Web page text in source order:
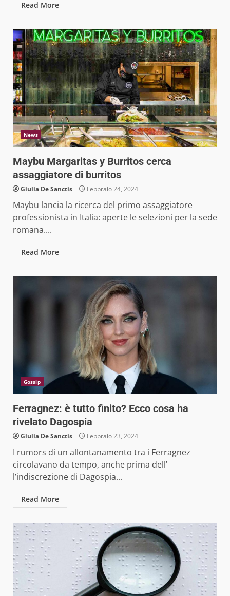
Read More
News
Maybu Margaritas y Burritos cerca
assaggiatore di burritos
Giulia De Sanctis Febbraio 24, 2024
Maybu lancia la ricerca del primo assaggiatore
professionista in Italia: aperte le selezioni per la sede
romana....
Read More
Gossip
Ferragnez: è tutto finito? Ecco cosa ha
rivelato Dagospia
Giulia De Sanctis Febbraio 23, 2024
I rumors di un allontanamento tra i Ferragnez
circolavano da tempo, anche prima dell’
l’indiscrezione di Dagospia...
Read More